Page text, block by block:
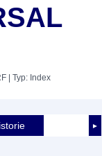
| Typ: Index
►